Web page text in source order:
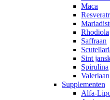
Maca
Rhodiola
Saffraan
Sint
Spirulina
Valeriaan
Supplementen
Alfa-